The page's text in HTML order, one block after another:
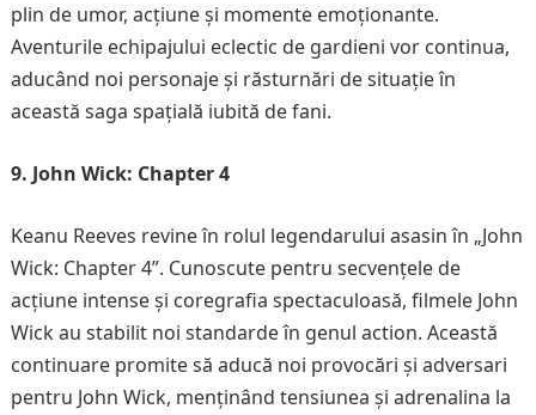
plin de umor, acțiune și momente emoționante.
Aventurile echipajului eclectic de gardieni vor continua,
aducând noi personaje și răsturnări de situație în
această saga spațială iubită de fani.
9. John Wick: Chapter 4
Keanu Reeves revine în rolul legendarului asasin în „John
Wick: Chapter 4”. Cunoscute pentru secvențele de
acțiune intense și coregrafia spectaculoasă, filmele John
Wick au stabilit noi standarde în genul action. Această
continuare promite să aducă noi provocări și adversari
pentru John Wick, menținând tensiunea și adrenalina la